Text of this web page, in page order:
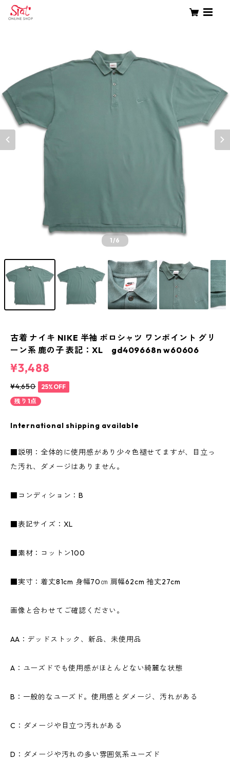
1/6
古着 ナイキ NIKE 半袖 ポロシャツ ワンポイント グリ
ーン系 鹿の子 表記：XL gd409668n w60606
¥3,488
¥4,650
25%OFF
残り1点
International shipping available
■説明：全体的に使用感があり少々色褪せてますが、目立っ
た汚れ、ダメージはありません。
■コンディション：B
■表記サイズ：XL
■素材：コットン100
■実寸：着丈81cm 身幅70㎝ 肩幅62cm 袖丈27cm
画像と合わせてご確認ください。
AA：デッドストック、新品、未使用品
A：ユーズドでも使用感がほとんどない綺麗な状態
B：一般的なユーズド。使用感とダメージ、汚れがある
C：ダメージや目立つ汚れがある
D：ダメージや汚れの多い雰囲気系ユーズド